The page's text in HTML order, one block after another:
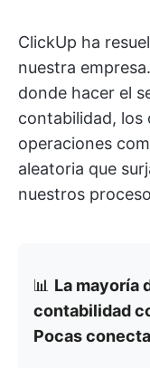
ClickUp ha
nuestra
donde hacer el
contabilidad, los
operaciones
aleatoria que
nuestros
📊 La mayoría
contabilidad
Pocas